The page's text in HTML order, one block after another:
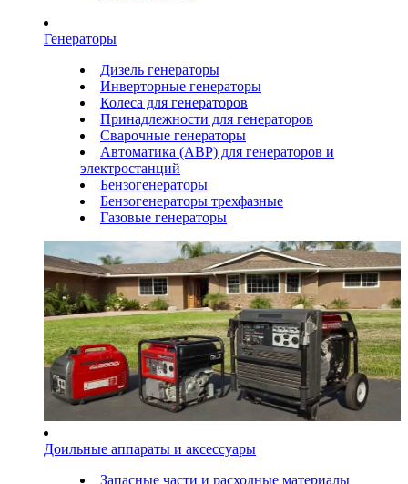
Генераторы
Дизель генераторы
Инверторные генераторы
Колеса для генераторов
Принадлежности для генераторов
Сварочные генераторы
Автоматика (АВР) для генераторов и
электростанций
Бензогенераторы
Бензогенераторы трехфазные
Газовые генераторы
Доильные аппараты и аксессуары
Запасные части и расходные материалы